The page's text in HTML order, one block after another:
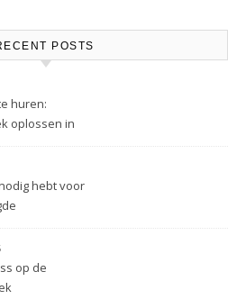
POSTS
huren:
oplossen in
hebt voor
op de